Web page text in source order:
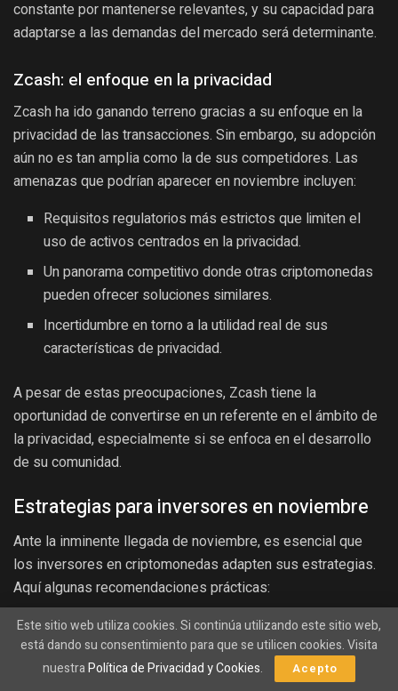
constante por mantenerse relevantes, y su capacidad para
adaptarse a las demandas del mercado será determinante.
Zcash: el enfoque en la privacidad
Zcash ha ido ganando terreno gracias a su enfoque en la
privacidad de las transacciones. Sin embargo, su adopción
aún no es tan amplia como la de sus competidores. Las
amenazas que podrían aparecer en noviembre incluyen:
Requisitos regulatorios más estrictos que limiten el
uso de activos centrados en la privacidad.
Un panorama competitivo donde otras criptomonedas
pueden ofrecer soluciones similares.
Incertidumbre en torno a la utilidad real de sus
características de privacidad.
A pesar de estas preocupaciones, Zcash tiene la
oportunidad de convertirse en un referente en el ámbito de
la privacidad, especialmente si se enfoca en el desarrollo
de su comunidad.
Estrategias para inversores en noviembre
Ante la inminente llegada de noviembre, es esencial que
los inversores en criptomonedas adapten sus estrategias.
Aquí algunas recomendaciones prácticas:
Mantenerse informado sobre las tendencias del
mercado y noticias relevantes.
Diversificar la cartera para minimizar riesgos.
Este sitio web utiliza cookies. Si continúa utilizando este sitio web,
está dando su consentimiento para que se utilicen cookies. Visita
nuestraPolítica de Privacidad y Cookies. Acepto